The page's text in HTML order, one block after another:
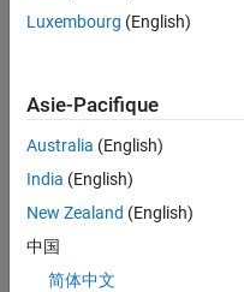
Input Arguments
collapse all
mbcdoe.design
Luxembourg (English)
Asie-Pacifique
Australia (English)
India (English)
New Zealand (English)
中国
简体中文